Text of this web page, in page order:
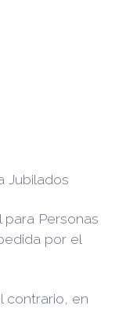
Jubilados
para Personas
por el
contrario, en